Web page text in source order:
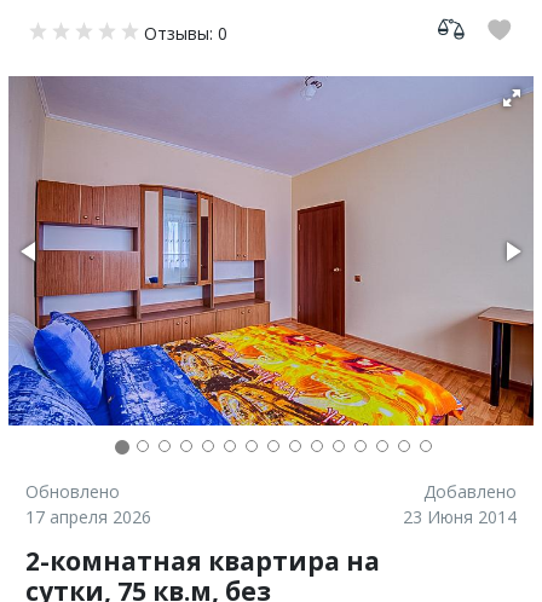
объявление
Сравнение
Отзывы: 0
Обновлено
17 апреля 2026
Добавлено
23 Июня 2014
2-комнатная квартира на
сутки, 75 кв.м, без